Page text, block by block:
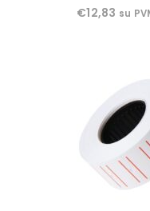
of
€12,83 su